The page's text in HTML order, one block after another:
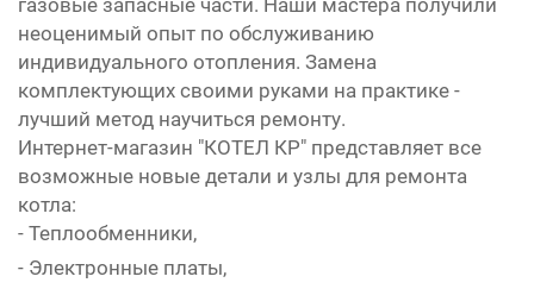
газовые запасные части. Наши мастера получили
неоценимый опыт по обслуживанию
индивидуального отопления. Замена
комплектующих своими руками на практике -
лучший метод научиться ремонту.
Интернет-магазин "КОТЕЛ КР" представляет все
возможные новые детали и узлы для ремонта
котла:
- Теплообменники,
- Электронные платы,